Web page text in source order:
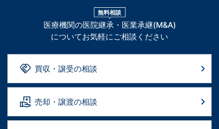
無料相談
医療機関の医院継承・医業承継(M&A)
についてお気軽にご相談ください
買収・譲受の相談
売却・譲渡の相談